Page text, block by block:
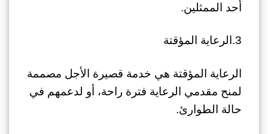
أحد الممثلين.
3.الرعاية المؤقتة
الرعاية المؤقتة هي خدمة قصيرة الأجل مصممة
لمنح مقدمي الرعاية فترة راحة، أو لدعمهم في
حالة الطوارئ.